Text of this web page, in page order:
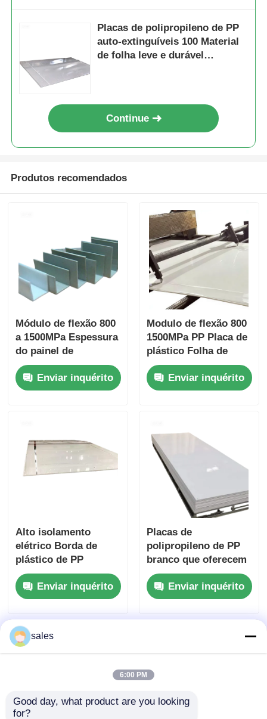
Placas de polipropileno de PP
auto-extinguíveis 100 Material
de folha leve e durável
Continue
Produtos recomendados
Módulo de flexão 800
a 1500MPa Espessura
do painel de
polipropileno PP
Normalmente varia de
1 mm a 20 mm Ideal
Enviar inquérito
Modulo de flexão 800
1500MPa PP Placa de
plástico Folha de
polipropileno
Resistente a ácidos
Material durável para
Enviar inquérito
Alto isolamento
elétrico Borda de
plástico de PP
espessura geralmente
varia de 1 mm a 20
mm Ideal para usos
Enviar inquérito
Placas de
polipropileno de PP
branco que oferecem
excelente resistência
química resistente a
impactos e material
Enviar inquérito
sales
6:00 PM
Good day, what product are you looking
for?